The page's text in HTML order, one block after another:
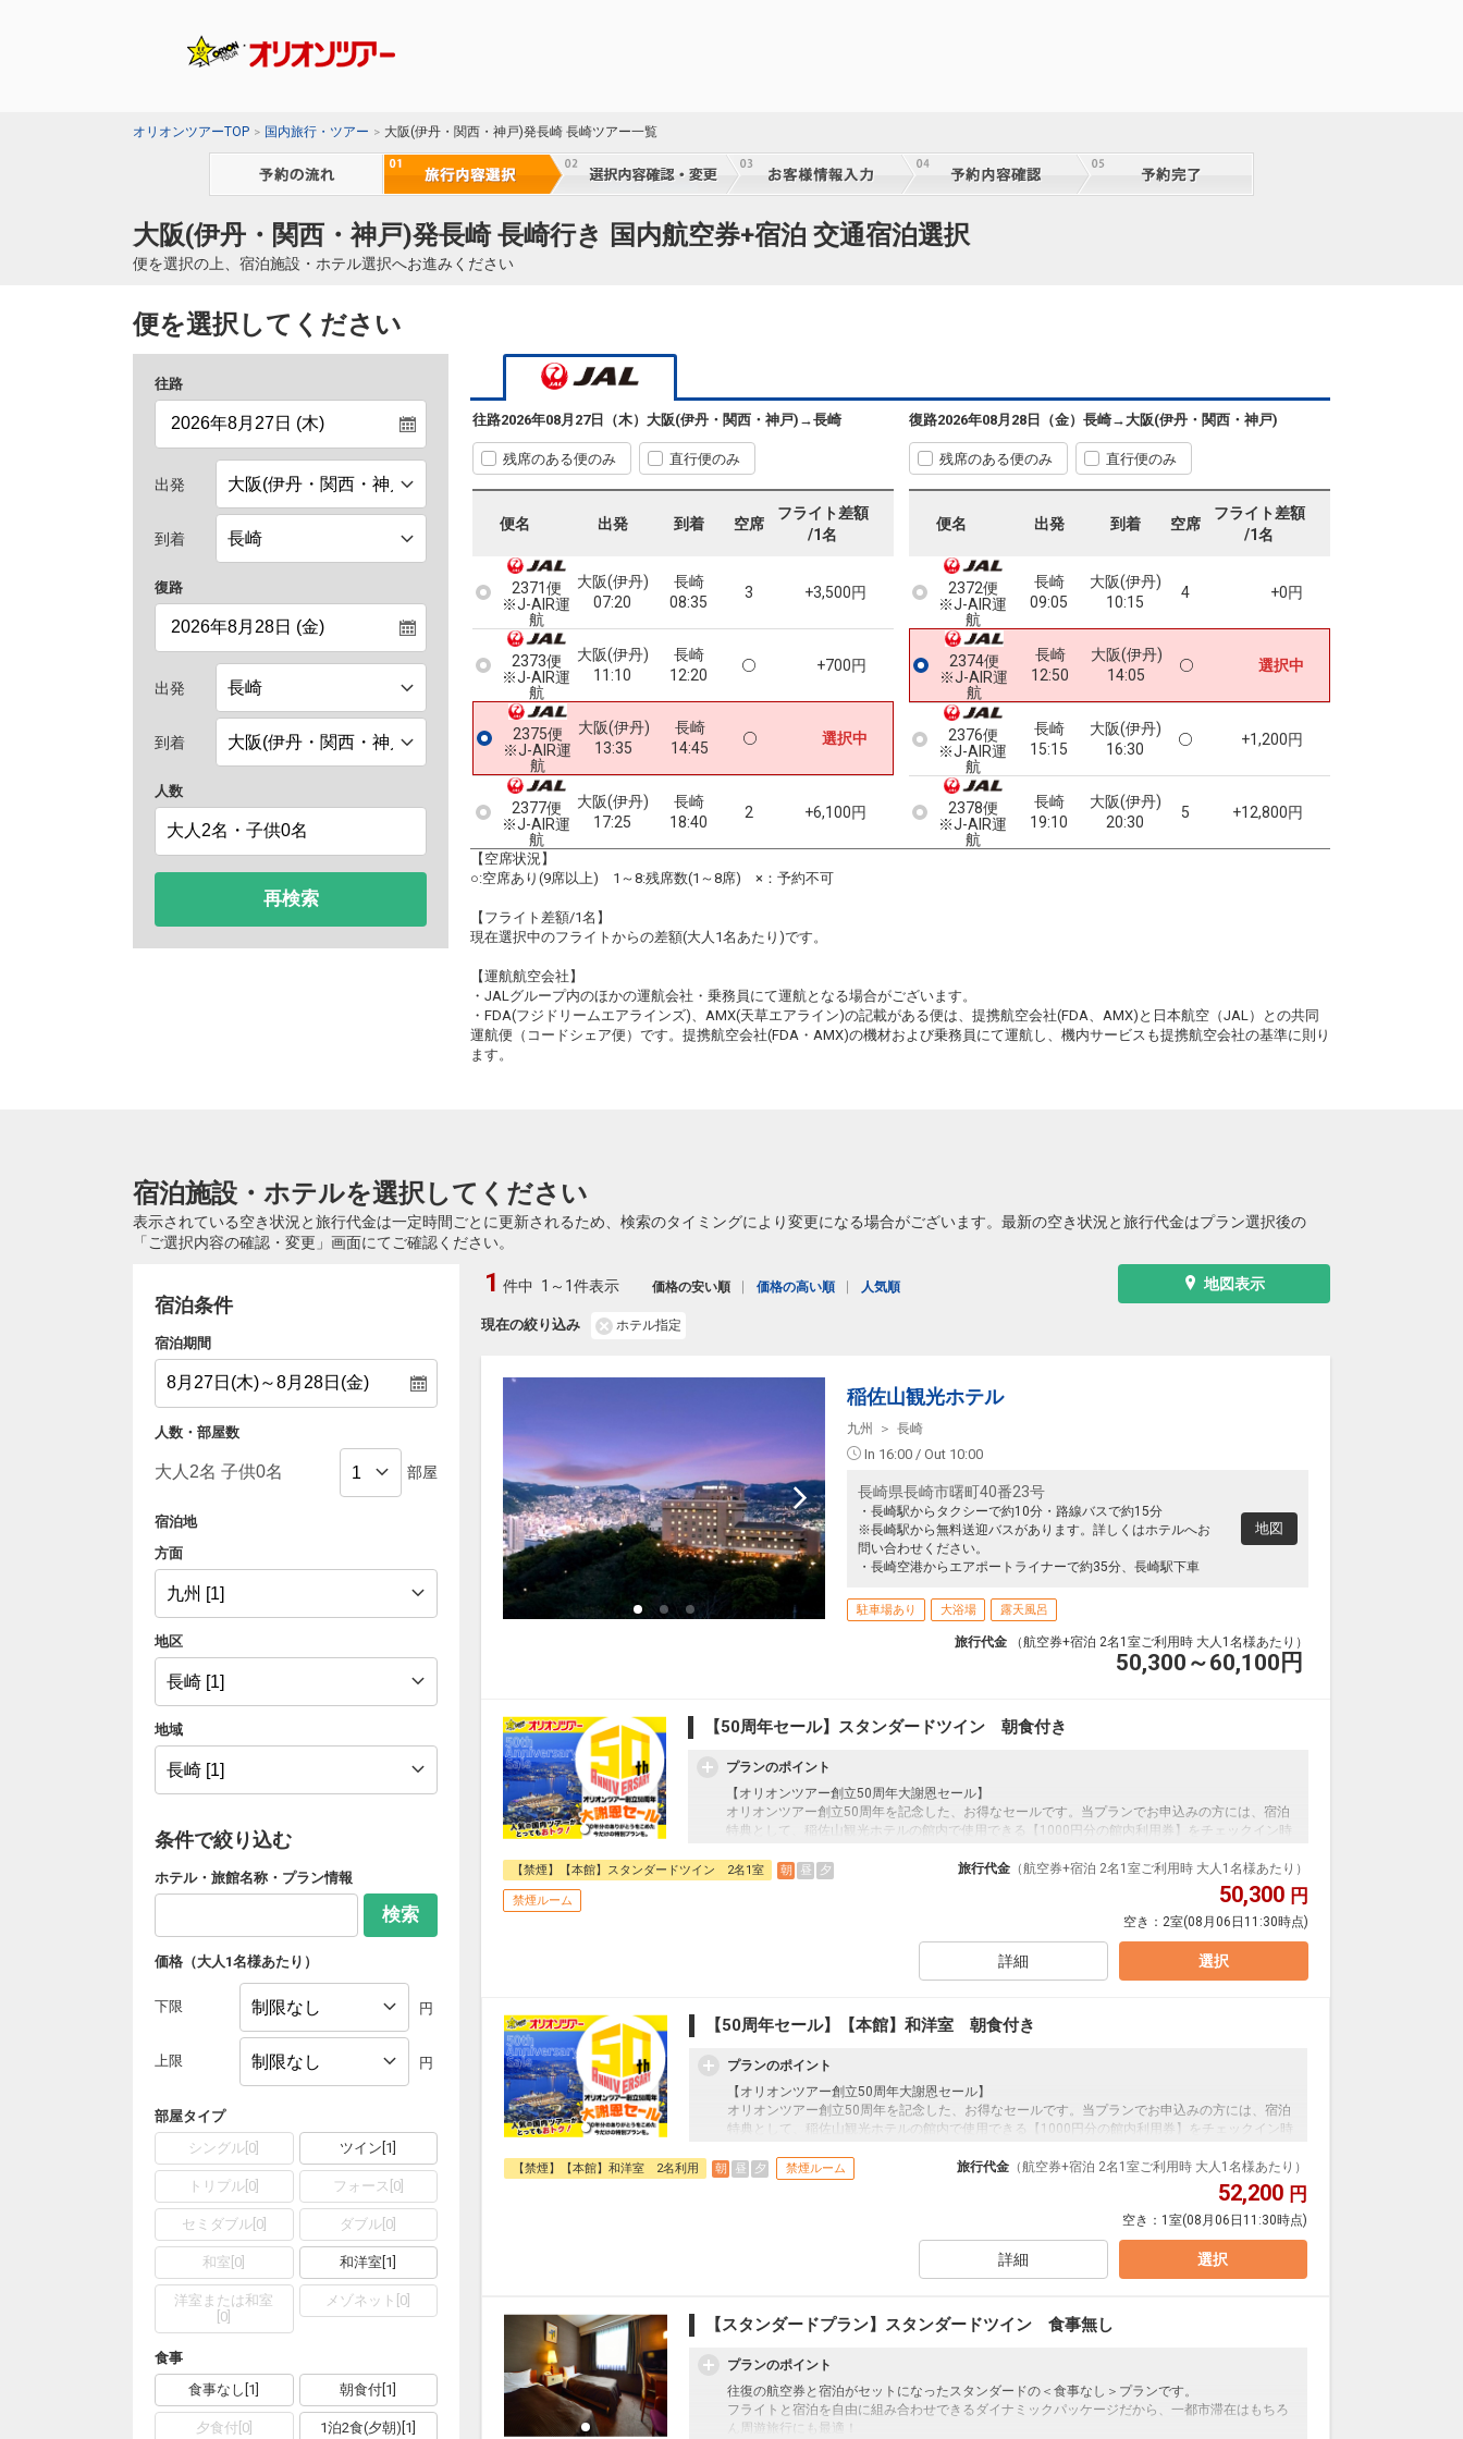
オリオンツアーTOP 国内旅行・ツアー 大阪(伊丹・関西・神戸)発長崎 長崎ツアー一覧
大阪(伊丹・関西・神戸)発長崎 長崎行き 国内航空券+宿泊 交通宿泊選択
便を選択の上、宿泊施設・ホテル選択へお進みください
便を選択してください
往路
出発
到着
復路
出発
到着
人数
再検索
往路2026年08月27日（木） 大阪(伊丹・関西・神戸) →長崎
残席のある便のみ 直行便のみ
便名 出発 到着 空席
フライト差額
/1名
2371便
※J-AIR運
航
大阪(伊丹)
07:20
長崎
08:35
3 +3,500円
2373便
※J-AIR運
航
大阪(伊丹)
11:10
長崎
12:20
+700円
2375便
※J-AIR運
航
大阪(伊丹)
13:35
長崎
14:45
選択中
2377便
※J-AIR運
航
大阪(伊丹)
17:25
長崎
18:40
2 +6,100円
復路2026年08月28日（金） 長崎→大阪(伊丹・関西・神戸)
残席のある便のみ 直行便のみ
便名 出発 到着 空席
フライト差額
/1名
2372便
※J-AIR運
航
長崎
09:05
大阪(伊丹)
10:15
4 +0円
2374便
※J-AIR運
航
長崎
12:50
大阪(伊丹)
14:05
選択中
2376便
※J-AIR運
航
長崎
15:15
大阪(伊丹)
16:30
+1,200円
2378便
※J-AIR運
航
長崎
19:10
大阪(伊丹)
20:30
5 +12,800円
【空席状況】
○:空席あり(9席以上) 1～8:残席数(1～8席) ×：予約不可
【フライト差額/1名】
現在選択中のフライトからの差額(大人1名あたり)です。
【運航航空会社】
・JALグループ内のほかの運航会社・乗務員にて運航となる場合がございます。
・FDA(フジドリームエアラインズ)、AMX(天草エアライン)の記載がある便は、提携航空会社(FDA、AMX)と日本航空（JAL）との共同
運航便（コードシェア便）です。提携航空会社(FDA・AMX)の機材および乗務員にて運航し、機内サービスも提携航空会社の基準に則り
ます。
宿泊施設・ホテルを選択してください
表示されている空き状況と旅行代金は一定時間ごとに更新されるため、検索のタイミングにより変更になる場合がございます。最新の空き状況と旅行代金はプラン選択後の
「ご選択内容の確認・変更」画面にてご確認ください。
宿泊条件
宿泊期間
人数・部屋数
部屋
宿泊地
方面
地区
地域
条件で絞り込む
ホテル・旅館名称・プラン情報
検索
価格（大人1名様あたり）
下限 円
上限 円
部屋タイプ
シングル 0 ツイン 1
トリプル 0 フォース 0]
セミダブル[ 0] ダブル 0
和室 0 和洋室 1
洋室または和室
0
メゾネット 0
食事
食事なし 1 朝食付 1
夕食付 0] 1泊2食(夕朝) 1
地図表示
現在の絞り込み ホテル指定
1 件中 1～1件表示 価格の安い順 価格の高い順 人気順
稲佐山観光ホテル
九州 長崎
In 16:00 / Out 10:00
長崎県長崎市曙町40番23号
・長崎駅からタクシーで約10分・路線バスで約15分
※長崎駅から無料送迎バスがあります。詳しくはホテルへお
問い合わせください。
・長崎空港からエアポートライナーで約35分、長崎駅下車
地図
駐車場あり 大浴場 露天風呂
旅行代金 （航空券+宿泊 2名1室ご利用時 大人1名様あたり）
50,300～60,100 円
【50周年セール】スタンダードツイン 朝食付き
プランのポイント
【オリオンツアー創立50周年大謝恩セール】
オリオンツアー創立50周年を記念した、お得なセールです。当プランでお申込みの方には、宿泊
特典として、稲佐山観光ホテルの館内で使用できる【1000円分の館内利用券】をチェックイン時
ル駐車場にも使用できます。
フライトと宿泊を自由に組み合わせできるダイナミックパッケージだから、一都市滞在はもちろ
旅行期間中の1泊だけの宿泊や延泊・飛び泊なども自由自在です。
JALマイレージ会員の方にはフライトマイルが50%貯まります。
■朝食のご案内
長崎の街並みを見下ろす開放的な会場で、地元の食材をふんだんに使った和洋バイキング（ビュ
朝から食べれる「長崎ちゃんぽん」や、白飯に野菜漬物をのせて特製タイだしをかける「長崎そ
っぷ（だし茶漬け）」などの長崎郷土料理が人気です。
□時間：06:45～09:00（ラストオーダー08:30)
長崎市街の1,000万ドルの夜景を一望できる「展望大浴場」と、庭園風の「露天風呂」の2種類を
楽しめる宿泊者専用の大浴場です。
※修学旅行等の団体様の受け入れ時には利用制限の時間を設けることがありますので、予めご了
□営業時間：16:00～24:00/翌朝05:30～09:00 ※展望大浴場の場合
事前に予約が必要となります。詳しくは直接ホテルヘお問い合わせください
添い寝幼児（0～5歳の未就学児）は、現地にて施設使用料がかります。お1人様1泊あたり1,100円
（税込）
【禁煙】【本館】スタンダードツイン 2名1室 朝 昼 夕
禁煙ルーム
旅行代金 （航空券+宿泊 2名1室ご利用時 大人1名様あたり）
50,300 円
空き： 2室(08月06日11:30時点)
詳細 選択
【50周年セール】【本館】和洋室 朝食付き
プランのポイント
【オリオンツアー創立50周年大謝恩セール】
オリオンツアー創立50周年を記念した、お得なセールです。当プランでお申込みの方には、宿泊
特典として、稲佐山観光ホテルの館内で使用できる【1000円分の館内利用券】をチェックイン時
ル駐車場にも使用できます。
フライトと宿泊を自由に組み合わせできるダイナミックパッケージだから、一都市滞在はもちろ
旅行期間中の1泊だけの宿泊や延泊・飛び泊なども自由自在です。
JALマイレージ会員の方にはフライトマイルが50%貯まります。
■朝食のご案内
長崎の街並みを見下ろす開放的な会場で、地元の食材をふんだんに使った和洋バイキング（ビュ
朝から食べれる「長崎ちゃんぽん」や、白飯に野菜漬物をのせて特製タイだしをかける「長崎そ
っぷ（だし茶漬け）」などの長崎郷土料理が人気です。
□時間：06:45～09:00（ラストオーダー08:30)
【禁煙】【本館】和洋室 2名利用 朝 昼 夕 禁煙ルーム 旅行代金 （航空券+宿泊 2名1室ご利用時 大人1名様あたり）
52,200 円
空き： 1室(08月06日11:30時点)
詳細 選択
【スタンダードプラン】スタンダードツイン 食事無し
プランのポイント
往復の航空券と宿泊がセットになったスタンダードの＜食事なし＞プランです。
フライトと宿泊を自由に組み合わせできるダイナミックパッケージだから、一都市滞在はもちろ
ん周遊旅行にも最適！